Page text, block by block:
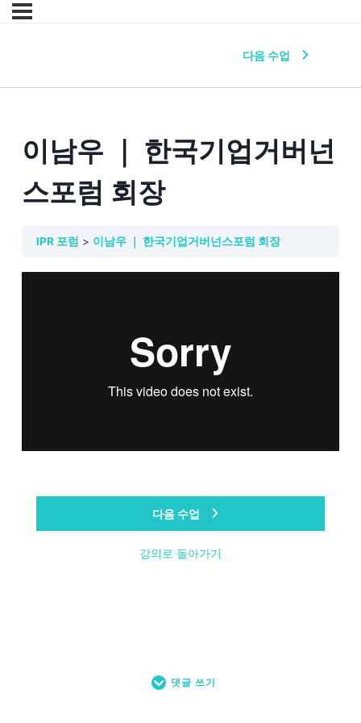
다음 수업
이남우 ｜ 한국기업거버넌
스포럼 회장
IPR 포럼 이남우 ｜ 한국기업거버넌스포럼 회장
강의로 돌아가기
다음 수업
댓글 쓰기